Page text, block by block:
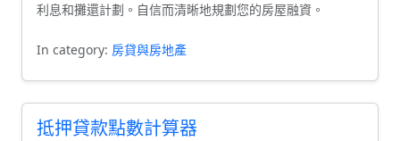
利息和攤還計劃。自信而清晰地規劃您的房屋融資。
In category: 房貸與房地產
抵押貸款點數計算器